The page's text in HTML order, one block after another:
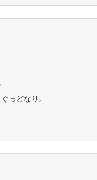
っどなり。